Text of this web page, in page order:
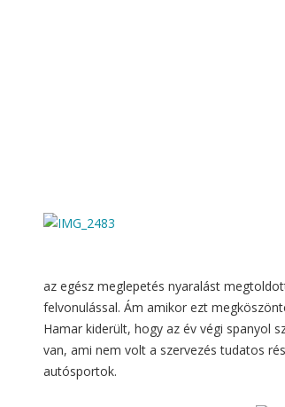
az egész meglepetés nyaralást
felvonulással. Ám amikor ezt
Hamar kiderült, hogy az év végi spanyol
van, ami nem volt a szervezés tudatos
autósportok.